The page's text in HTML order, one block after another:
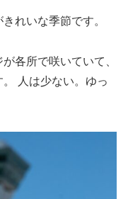
れいな季節です。
各所で咲いていて、
人は少ない。ゆっ